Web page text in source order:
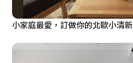
小家庭最愛，訂做你的北歐小清新